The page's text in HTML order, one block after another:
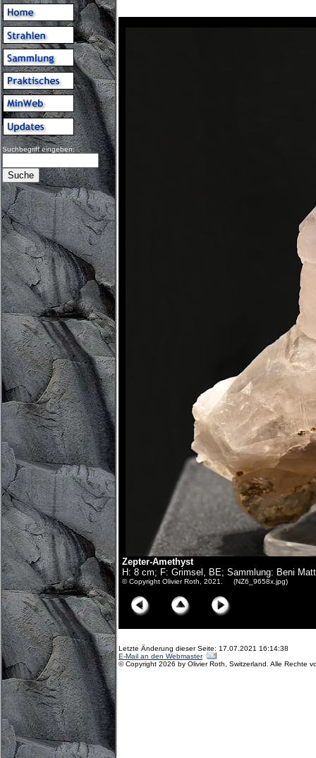
Suchbegriff eingeben:
Zepter-Amethyst
H: 8 cm; F: Grimsel, BE; Sammlung: Beni
© Copyright Olivier Roth, 2021. (NZ6_9658x.jpg)
Letzte Änderung dieser Seite: 17.07.2021 16:14:38
E-Mail an den Webmaster
© Copyright 2026 by Olivier Roth, Switzerland. Alle Rechte